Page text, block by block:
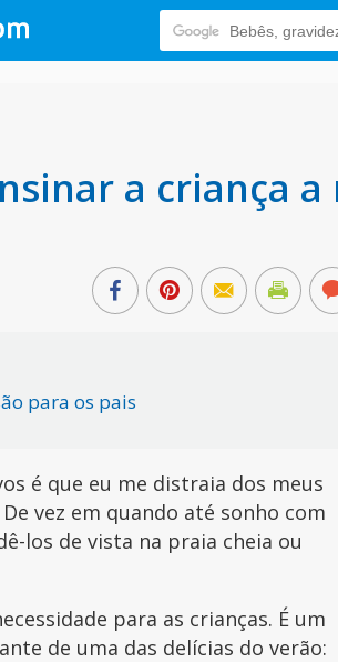
a criança a
para os pais
é que eu me distraia dos meus
De vez em quando até sonho com
los de vista na praia cheia ou
para as crianças. É um
de uma das delícias do verão: